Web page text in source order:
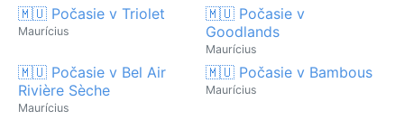
🇲🇺 Počasie v Triolet
Maurícius
🇲🇺 Počasie v
Goodlands
Maurícius
🇲🇺 Počasie v Bel Air
Rivière Sèche
Maurícius
🇲🇺 Počasie v Bambous
Maurícius